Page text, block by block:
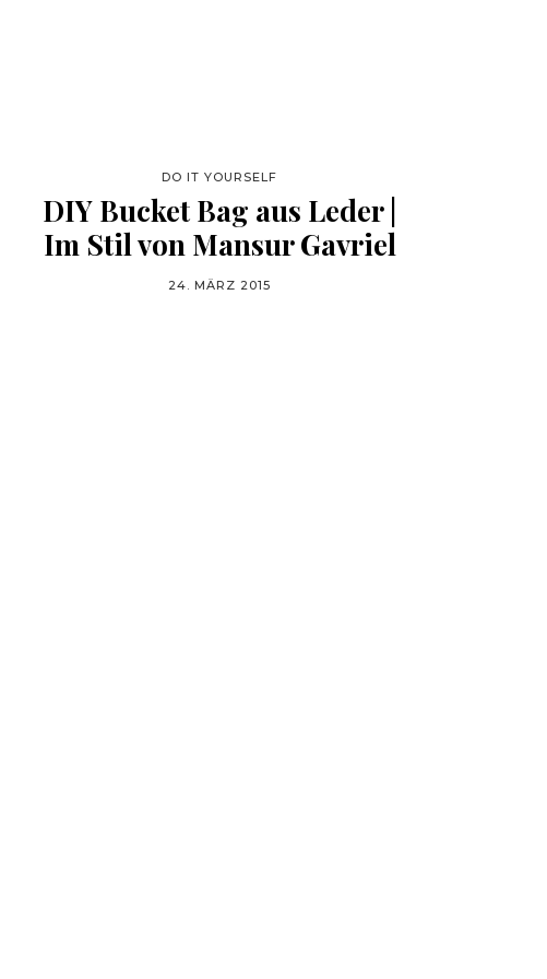
DO IT YOURSELF
DIY Bucket Bag aus Leder |
Im Stil von Mansur Gavriel
24. MÄRZ 2015